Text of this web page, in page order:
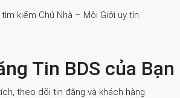
kiếm Chủ Nhà – Môi Giới uy tín.
Tin BDS của Bạn
theo dõi tin đăng và khách hàng.